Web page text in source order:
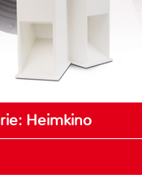
Heimkino